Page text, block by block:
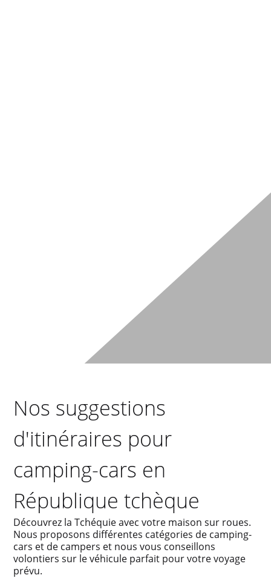
Nos suggestions
d'itinéraires pour
camping-cars en
République tchèque
Découvrez la Tchéquie avec votre maison sur roues.
Nous proposons différentes catégories de camping-
cars et de campers et nous vous conseillons
volontiers sur le véhicule parfait pour votre voyage
prévu.